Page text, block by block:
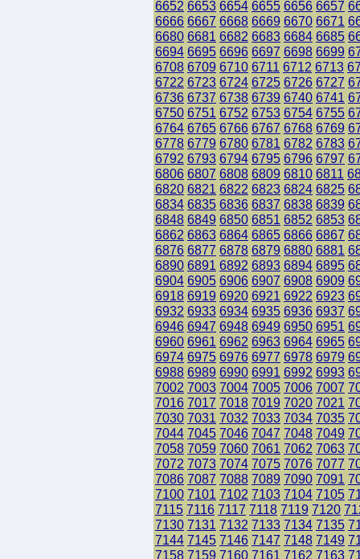
6652 6653 6654 6655 6656 6657
6666 6667 6668 6669 6670 6671
6680 6681 6682 6683 6684 6685
6694 6695 6696 6697 6698 6699
6708 6709 6710 6711 6712 6713
6722 6723 6724 6725 6726 6727
6736 6737 6738 6739 6740 6741
6750 6751 6752 6753 6754 6755
6764 6765 6766 6767 6768 6769
6778 6779 6780 6781 6782 6783
6792 6793 6794 6795 6796 6797
6806 6807 6808 6809 6810 6811
6820 6821 6822 6823 6824 6825
6834 6835 6836 6837 6838 6839
6848 6849 6850 6851 6852 6853
6862 6863 6864 6865 6866 6867
6876 6877 6878 6879 6880 6881
6890 6891 6892 6893 6894 6895
6904 6905 6906 6907 6908 6909
6918 6919 6920 6921 6922 6923
6932 6933 6934 6935 6936 6937
6946 6947 6948 6949 6950 6951
6960 6961 6962 6963 6964 6965
6974 6975 6976 6977 6978 6979
6988 6989 6990 6991 6992 6993
7002 7003 7004 7005 7006 7007
7016 7017 7018 7019 7020 7021
7030 7031 7032 7033 7034 7035
7044 7045 7046 7047 7048 7049
7058 7059 7060 7061 7062 7063
7072 7073 7074 7075 7076 7077
7086 7087 7088 7089 7090 7091
7100 7101 7102 7103 7104 7105
7115 7116 7117 7118 7119 7120
7130 7131 7132 7133 7134 7135
7144 7145 7146 7147 7148 7149
7158 7159 7160 7161 7162 7163